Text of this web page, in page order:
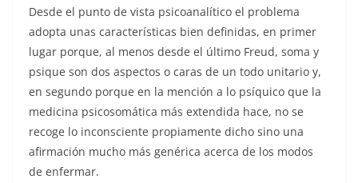
Desde el punto de vista psicoanalítico el problema
adopta unas características bien definidas, en primer
lugar porque, al menos desde el último Freud, soma y
psique son dos aspectos o caras de un todo unitario y,
en segundo porque en la mención a lo psíquico que la
medicina psicosomática más extendida hace, no se
recoge lo inconsciente propiamente dicho sino una
afirmación mucho más genérica acerca de los modos
de enfermar.